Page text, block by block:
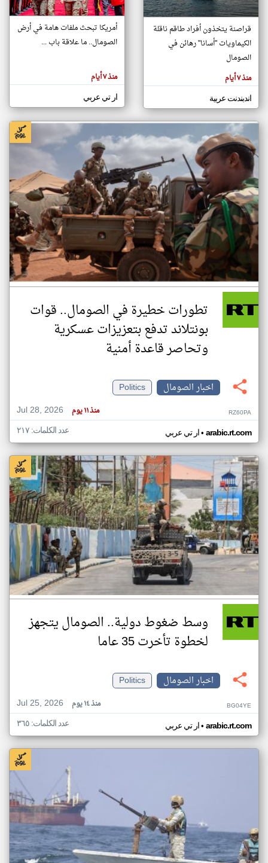
تغيير الدولة
اخبار الصومال على مدار الساعة
أهم اخبار الصومال العاجلة والمباشرة
المقالات
هنا عن
وجهة
كاتبيها.
قراصنة يتخذون أفراد طاقم ناقلة
الكيماويات "أسانا" رهائن في
الصومال
منذ ٧ أيام
اندبندنت عربية
أمريكا تبحث ملفات هامة في أرض
الصومال.. ما علاقة باب ...
منذ ٧ أيام
ار تي عربي
تطورات خطيرة في الصومال.. قوات
بونتلاند تدفع بتعزيزات عسكرية
وتحاصر قاعدة أمنية
اخبار الصومال
Politics
Jul 28, 2026
منذ ١١ يوم RZ60PA
ار تي عربي• arabic.rt.com عدد الكلمات: ٢١٧
وسط ضغوط دولية.. الصومال يتجهز
لخطوة تأخرت 35 عاما
اخبار الصومال
Politics
Jul 25, 2026
منذ ١٤ يوم BG04YE
ار تي عربي• arabic.rt.com عدد الكلمات: ٣٦٥
klyoum.com